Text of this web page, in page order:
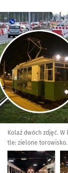
Kliknij, aby
Kolaż dwóch zdjęć.
tle: zielone torowisko.